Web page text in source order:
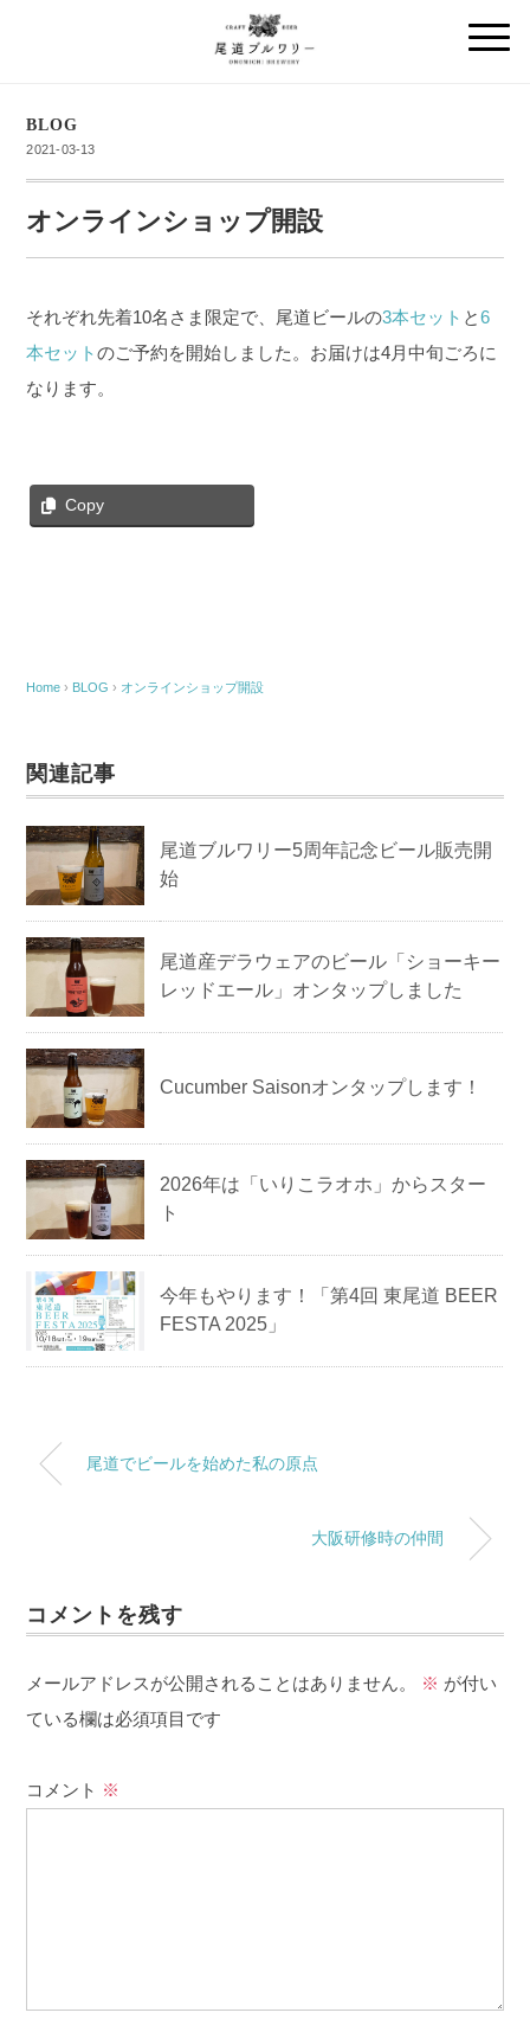
BLOG
2021-03-13
オンラインショップ開設
それぞれ先着10名さま限定で、尾道ビールの3本セット と6
本セットのご予約を開始しました。お届けは4月中旬ごろに
なります。
Copy
Home › BLOG › オンラインショップ開設
関連記事
尾道ブルワリー5周年記念ビール販売開
始
尾道産デラウェアのビール「ショーキー
レッドエール」オンタップしました
Cucumber Saisonオンタップします！
2026年は「いりこラオホ」からスター
ト
今年もやります！「第4回 東尾道 BEER
FESTA 2025」
尾道でビールを始めた私の原点
大阪研修時の仲間
コメントを残す
メールアドレスが公開されることはありません。 ※ が付い
ている欄は必須項目です
コメント ※